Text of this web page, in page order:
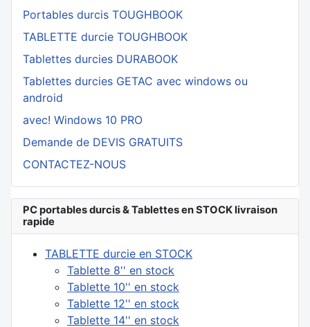
Portables durcis TOUGHBOOK
TABLETTE durcie TOUGHBOOK
Tablettes durcies DURABOOK
Tablettes durcies GETAC avec windows ou
android
avec! Windows 10 PRO
Demande de DEVIS GRATUITS
CONTACTEZ-NOUS
PC portables durcis & Tablettes en STOCK livraison
rapide
TABLETTE durcie en STOCK
Tablette 8'' en stock
Tablette 10'' en stock
Tablette 12'' en stock
Tablette 14'' en stock